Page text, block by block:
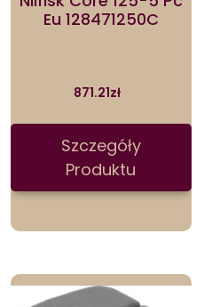
Eu 128471250C
871.21zł
Szczegóły
Produktu